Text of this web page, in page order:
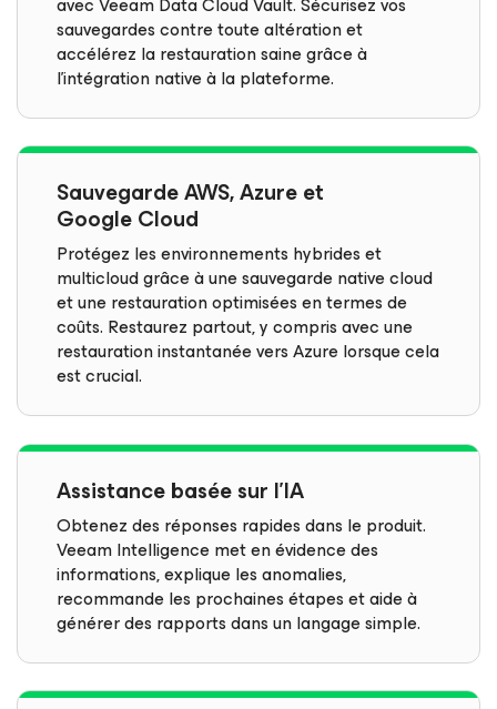
sauvegardes contre toute altération et
accélérez la restauration saine grâce à
l’intégration native à la plateforme.
Sauvegarde AWS, Azure et
Google Cloud
Protégez les environnements hybrides et
multicloud grâce à une sauvegarde native cloud
et une restauration optimisées en termes de
coûts. Restaurez partout, y compris avec une
restauration instantanée vers Azure lorsque cela
est crucial.
Assistance basée sur l’IA
Obtenez des réponses rapides dans le produit.
Veeam Intelligence met en évidence des
informations, explique les anomalies,
recommande les prochaines étapes et aide à
générer des rapports dans un langage simple.